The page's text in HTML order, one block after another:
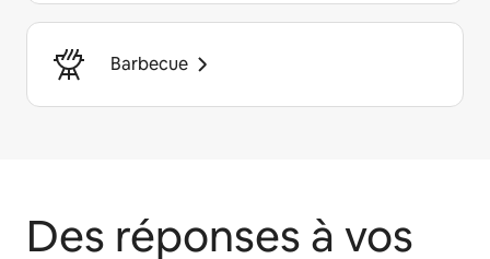
Barbecue
Des réponses à vos